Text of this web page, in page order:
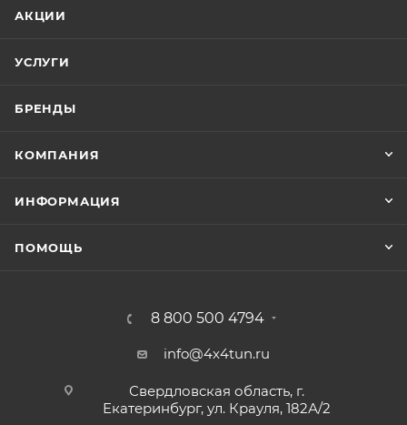
АКЦИИ
УСЛУГИ
БРЕНДЫ
КОМПАНИЯ
ИНФОРМАЦИЯ
ПОМОЩЬ
8 800 500 4794
info@4x4tun.ru
Свердловская область, г.
Екатеринбург, ул. Крауля, 182А/2